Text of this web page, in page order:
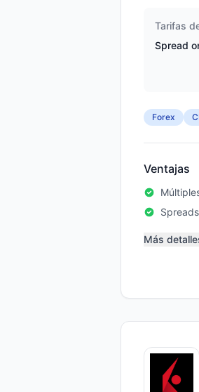
Tarifas
Spread
Forex
Ventajas
Más